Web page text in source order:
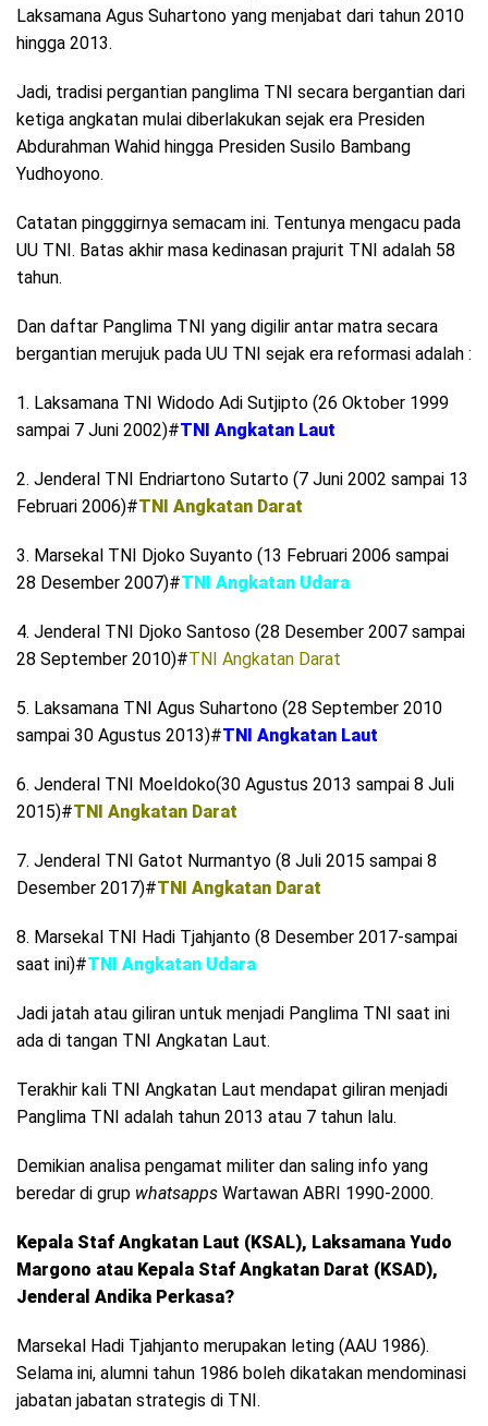
Laksamana Agus Suhartono yang menjabat dari tahun 2010
hingga 2013.
Jadi, tradisi pergantian panglima TNI secara bergantian dari
ketiga angkatan mulai diberlakukan sejak era Presiden
Abdurahman Wahid hingga Presiden Susilo Bambang
Yudhoyono.
Catatan pingggirnya semacam ini. Tentunya mengacu pada
UU TNI. Batas akhir masa kedinasan prajurit TNI adalah 58
tahun.
Dan daftar Panglima TNI yang digilir antar matra secara
bergantian merujuk pada UU TNI sejak era reformasi adalah :
1. Laksamana TNI Widodo Adi Sutjipto (26 Oktober 1999
sampai 7 Juni 2002)#TNI Angkatan Laut
2. Jenderal TNI Endriartono Sutarto (7 Juni 2002 sampai 13
Februari 2006)#TNI Angkatan Darat
3. Marsekal TNI Djoko Suyanto (13 Februari 2006 sampai
28 Desember 2007)#TNI Angkatan Udara
4. Jenderal TNI Djoko Santoso (28 Desember 2007 sampai
28 September 2010)#TNI Angkatan Darat
5. Laksamana TNI Agus Suhartono (28 September 2010
sampai 30 Agustus 2013)#TNI Angkatan Laut
6. Jenderal TNI Moeldoko(30 Agustus 2013 sampai 8 Juli
2015)#TNI Angkatan Darat
7. Jenderal TNI Gatot Nurmantyo (8 Juli 2015 sampai 8
Desember 2017)#TNI Angkatan Darat
8. Marsekal TNI Hadi Tjahjanto (8 Desember 2017-sampai
saat ini)#TNI Angkatan Udara
Jadi jatah atau giliran untuk menjadi Panglima TNI saat ini
ada di tangan TNI Angkatan Laut.
Terakhir kali TNI Angkatan Laut mendapat giliran menjadi
Panglima TNI adalah tahun 2013 atau 7 tahun lalu.
Demikian analisa pengamat militer dan saling info yang
beredar di grup whatsapps Wartawan ABRI 1990-2000.
Kepala Staf Angkatan Laut (KSAL), Laksamana Yudo
Margono atau Kepala Staf Angkatan Darat (KSAD),
Jenderal Andika Perkasa?
Marsekal Hadi Tjahjanto merupakan leting (AAU 1986).
Selama ini, alumni tahun 1986 boleh dikatakan mendominasi
jabatan jabatan strategis di TNI.